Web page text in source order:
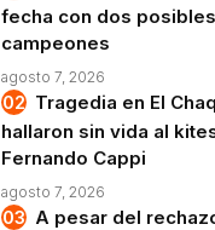
fecha con dos posibles
campeones
agosto 7, 2026
Tragedia en El
hallaron sin vida al
Fernando Cappi
agosto 7, 2026
A pesar del